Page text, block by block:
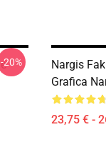
-20%
Nargis
Grafica
23,75 € -